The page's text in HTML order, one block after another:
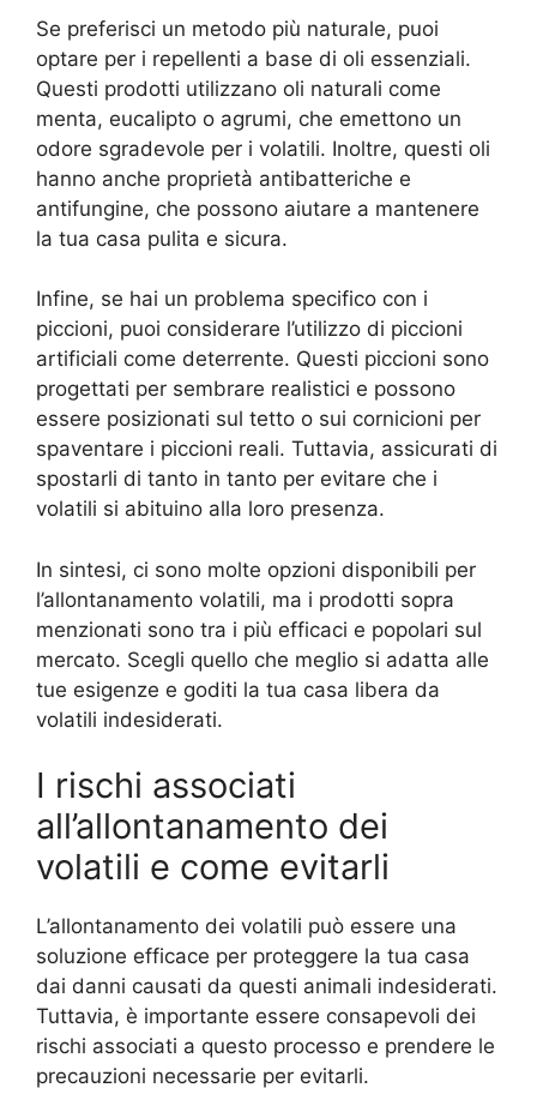
Se preferisci un metodo più naturale, puoi
optare per i repellenti a base di oli essenziali.
Questi prodotti utilizzano oli naturali come
menta, eucalipto o agrumi, che emettono un
odore sgradevole per i volatili. Inoltre, questi oli
hanno anche proprietà antibatteriche e
antifungine, che possono aiutare a mantenere
la tua casa pulita e sicura.
Infine, se hai un problema specifico con i
piccioni, puoi considerare l’utilizzo di piccioni
artificiali come deterrente. Questi piccioni sono
progettati per sembrare realistici e possono
essere posizionati sul tetto o sui cornicioni per
spaventare i piccioni reali. Tuttavia, assicurati di
spostarli di tanto in tanto per evitare che i
volatili si abituino alla loro presenza.
In sintesi, ci sono molte opzioni disponibili per
l’allontanamento volatili, ma i prodotti sopra
menzionati sono tra i più efficaci e popolari sul
mercato. Scegli quello che meglio si adatta alle
tue esigenze e goditi la tua casa libera da
volatili indesiderati.
I rischi associati
all’allontanamento dei
volatili e come evitarli
L’allontanamento dei volatili può essere una
soluzione efficace per proteggere la tua casa
dai danni causati da questi animali indesiderati.
Tuttavia, è importante essere consapevoli dei
rischi associati a questo processo e prendere le
precauzioni necessarie per evitarli.